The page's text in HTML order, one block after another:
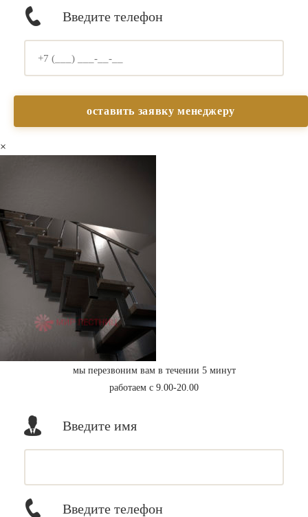
Введите телефон
×
мы перезвоним вам в течении 5 минут
работаем с 9.00-20.00
Введите имя
Введите телефон